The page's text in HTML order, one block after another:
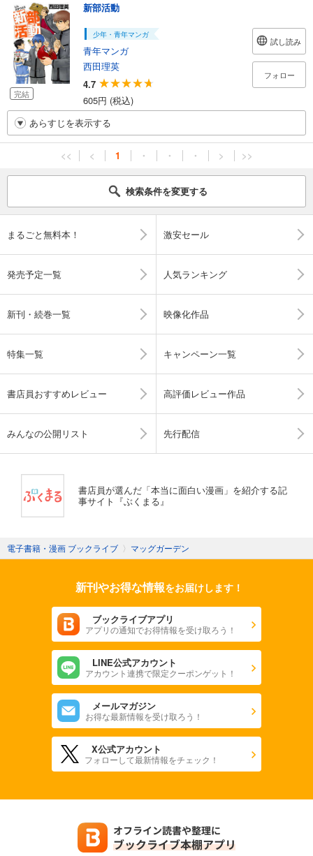
完結
新部活動
少年・青年マンガ
青年マンガ
西田理英
4.7
605円 (税込)
試し読み
フォロー
あらすじを表示する
<< < 1 ・ ・ ・ > >>
検索条件を変更する
まるごと無料本！ 激安セール
発売予定一覧 人気ランキング
新刊・続巻一覧 映像化作品
特集一覧 キャンペーン一覧
書店員おすすめレビュー 高評価レビュー作品
みんなの公開リスト 先行配信
書店員が選んだ「本当に面白い漫画」を紹介する記
事サイト『ぶくまる』
電子書籍・漫画 ブックライブ 〉 マッグガーデン
新刊やお得な情報をお届けします！
ブックライブアプリ
アプリの通知でお得情報を受け取ろう！
LINE公式アカウント
アカウント連携で限定クーポンゲット！
メールマガジン
お得な最新情報を受け取ろう！
X公式アカウント
フォローして最新情報をチェック！